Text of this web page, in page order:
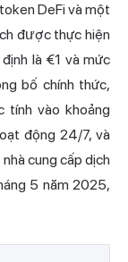
DeFi và một
được thực hiện
là €1 và mức
bố chính thức,
tính vào khoảng
động 24/7, và
cung cấp dịch
5 năm 2025,